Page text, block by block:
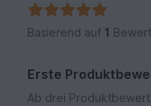
Basierend auf 1
Erste
Ab drei